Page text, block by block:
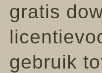
gratis
gebruik